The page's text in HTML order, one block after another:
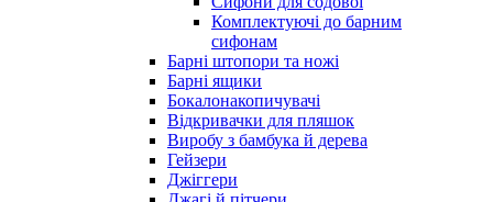
Комплектуючі до барним
сифонам
Барні штопори та ножі
Барні ящики
Бокалонакопичувачі
Відкривачки для пляшок
Виробу з бамбука й дерева
Гейзери
Джіггери